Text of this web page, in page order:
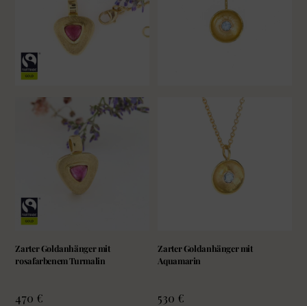
Zarter Goldanhänger mit
rosafarbenem Turmalin
470 €
Zarter Goldanhänger mit
Aquamarin
530 €